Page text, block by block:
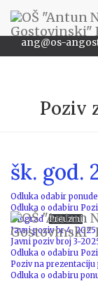
048/622-172
ang@os-
Poziv
šk. god.
Odluka odabir
Odluka o odabiru
Biograd Preuzmi
Javni poziv br 4.
Javni poziv broj 3-
Odluka o odabiru
Poziv na
Odluka o odabiru